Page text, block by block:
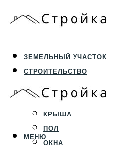
ЗЕМЕЛЬНЫЙ УЧАСТОК
СТРОИТЕЛЬСТВО
ФУНДАМЕНТ И
ПЕРЕКРЫТИЯ И
КРЫША
ПОЛ
ОКНА
МЕНЮ